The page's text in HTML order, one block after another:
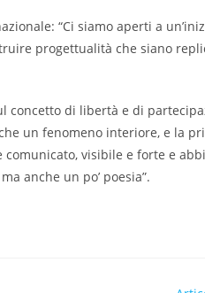
“Ci siamo aperti a
progettualità che siano
di libertà e di
un fenomeno interiore, e la
visibile e forte e
anche un po’ poesia”.